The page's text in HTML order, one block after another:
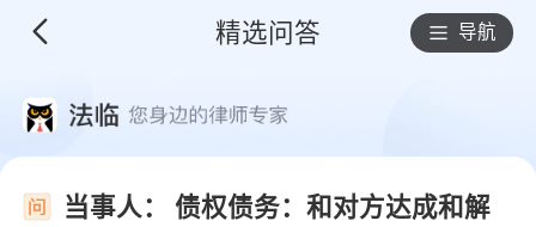
精选问答 导航
当事人： 债权债务：和对方达成和解